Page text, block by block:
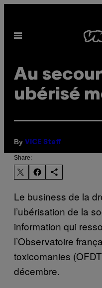
content
Open
Au
ubérisé
By VICE Staff
Share:
Le business de la
l’ubérisation de la
information qui
l’Observatoire
toxicomanies
décembre.